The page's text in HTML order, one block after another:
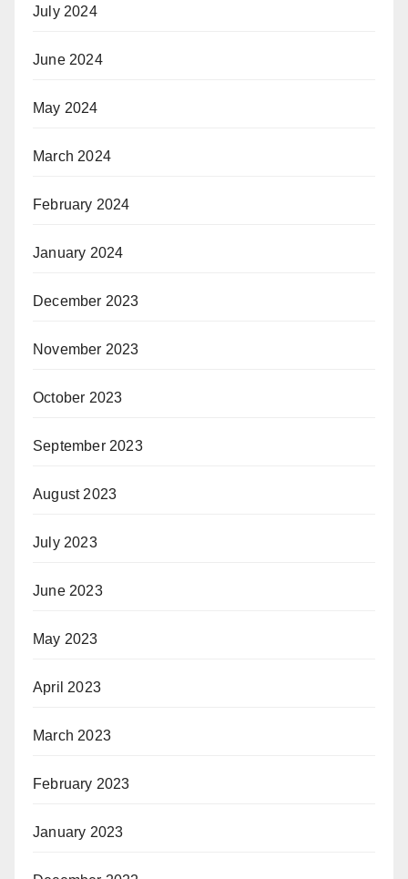
July 2024
June 2024
May 2024
March 2024
February 2024
January 2024
December 2023
November 2023
October 2023
September 2023
August 2023
July 2023
June 2023
May 2023
April 2023
March 2023
February 2023
January 2023